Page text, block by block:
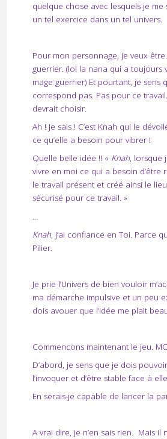
quelque chose avec lesquels je me
un tel exercice dans un tel univers.
Pour mon personnage, je veux
guerrier. (lol la nana qui a toujours
mage guerrier) Et pourtant, je sens
correspond pas. Pas pour ce
devrait choisir.
Ah ! Je sais ! C’est Knah qui le
ce qu’elle a besoin pour vibrer !
Quelle belle idée !! « Knah, lorsque
vivre en moi ce qui a besoin d’être
le travail présent et créé ainsi le
sécurisé pour ce travail. »
Knah, j’ai confiance en Toi. Parce
Pilier.
Je prie l’Univers de bien vouloir
ma démarche impulsive et un peu
dois avouer que l’idée me plait
Commencons maintenant le jeu.
D’abord, je sens que je dois
l’invoquer et d’être stable face à
En serais-je capable de lancer la
A vrai dire, je n’en sais rien. Mais il